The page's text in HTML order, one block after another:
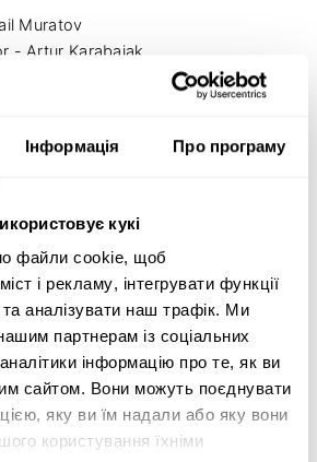
Інформація Про програму
кукі
файли cookie, щоб
і рекламу, інтегрувати функції
аналізувати наш трафік. Ми
партнерам із соціальних
інформацію про те, як ви
сайтом. Вони можуть поєднувати
яку ви їм надали або яку вони
користування їхніми
Muratov
- Artur Karabajak
Abidov
Sergei Alexanin
Ligay
people in Kazakhstan can't afford
same time wardrobes of other
of outmoded garments. Another
eventually turn up in the trash, and not
charity fund. So, clothes remain
in need.